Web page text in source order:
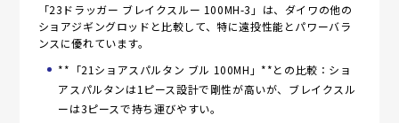
「23ドラッガー ブレイクスルー 100MH-3」は、ダイワの他の
ショアジギングロッドと比較して、特に遠投性能とパワーバラ
ンスに優れています。
**「21ショアスパルタン ブル 100MH」**との比較：ショ
アスパルタンは1ピース設計で剛性が高いが、ブレイクスル
ーは3ピースで持ち運びやすい。